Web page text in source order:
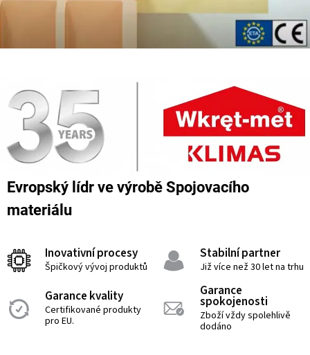
Evropský lídr ve výrobě Spojovacího
materiálu
Inovativní procesy
Špičkový vývoj produktů
Stabilní partner
Již více než 30 let na trhu
Garance kvality
Certifikované produkty
pro EU.
Garance
spokojenosti
Zboží vždy spolehlivě
dodáno